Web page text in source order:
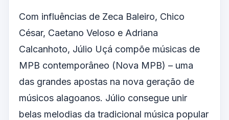
Com influências de Zeca Baleiro, Chico
César, Caetano Veloso e Adriana
Calcanhoto, Júlio Uçá compõe músicas de
MPB contemporâneo (Nova MPB) – uma
das grandes apostas na nova geração de
músicos alagoanos. Júlio consegue unir
belas melodias da tradicional música popular